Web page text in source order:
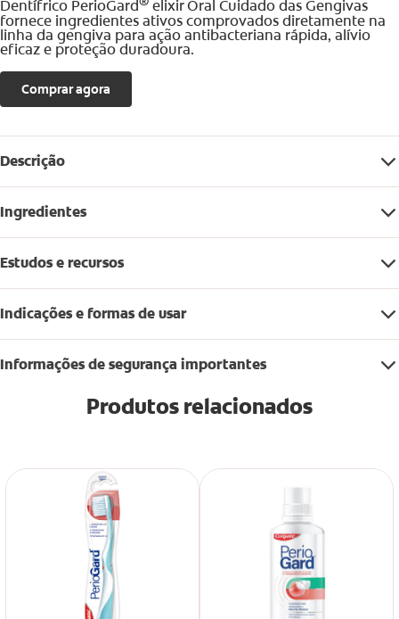
Dentífrico PerioGard elixir Oral Cuidado das Gengivas
fornece ingredientes ativos comprovados diretamente na
linha da gengiva para ação antibacteriana rápida, alívio
eficaz e proteção duradoura.
Comprar agora
Descrição
Ingredientes
Estudos e recursos
Indicações e formas de usar
Informações de segurança importantes
Produtos relacionados